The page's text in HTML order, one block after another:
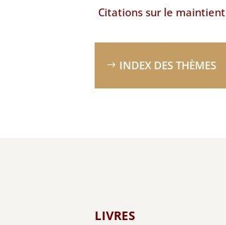
Citations sur le maintient
INDEX DES THÈMES
LIVRES